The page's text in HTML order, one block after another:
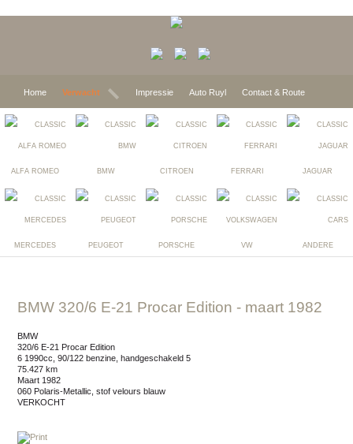
Home Verwacht Impressie Auto Ruyl Contact & Route
ALFA ROMEO BMW CITROEN FERRARI JAGUAR
MERCEDES PEUGEOT PORSCHE VW ANDERE
BMW 320/6 E-21 Procar Edition - maart 1982
BMW
320/6 E-21 Procar Edition
6 1990cc, 90/122 benzine, handgeschakeld 5
75.427 km
maart 1982
060 Polaris-Metallic, stof velours blauw
VERKOCHT